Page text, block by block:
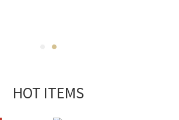
HOT ITEMS